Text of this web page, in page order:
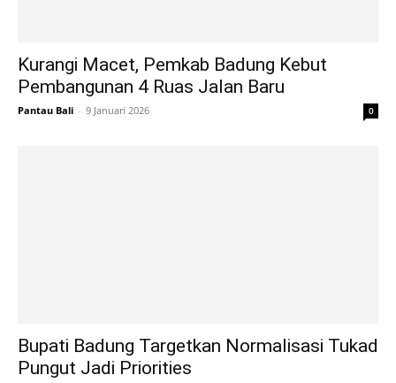
Kurangi Macet, Pemkab Badung Kebut
Pembangunan 4 Ruas Jalan Baru
Pantau Bali - 9 Januari 2026 0
Bupati Badung Targetkan Normalisasi Tukad
Pungut Jadi Priorities